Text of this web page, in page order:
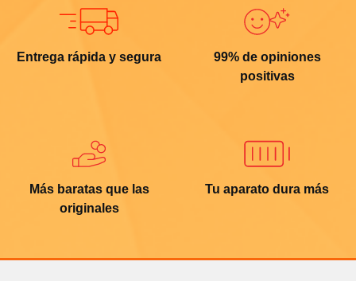
Entrega rápida y segura
99% de opiniones
positivas
Más baratas que las
originales
Tu aparato dura más